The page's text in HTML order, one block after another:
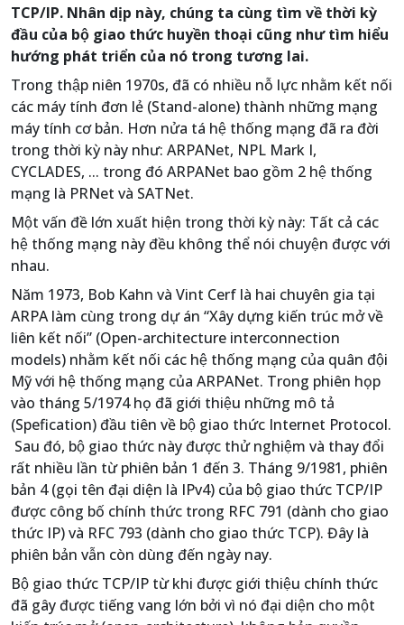
TCP/IP. Nhân dịp này, chúng ta cùng tìm về thời kỳ
đầu của bộ giao thức huyền thoại cũng như tìm hiểu
hướng phát triển của nó trong tương lai.
Trong thập niên 1970s, đã có nhiều nỗ lực nhằm kết nối
các máy tính đơn lẻ (Stand-alone) thành những mạng
máy tính cơ bản. Hơn nửa tá hệ thống mạng đã ra đời
trong thời kỳ này như: ARPANet, NPL Mark I,
CYCLADES, ... trong đó ARPANet bao gồm 2 hệ thống
mạng là PRNet và SATNet.
Một vấn đề lớn xuất hiện trong thời kỳ này: Tất cả các
hệ thống mạng này đều không thể nói chuyện được với
nhau.
Năm 1973, Bob Kahn và Vint Cerf là hai chuyên gia tại
ARPA làm cùng trong dự án “Xây dựng kiến trúc mở về
liên kết nối” (Open-architecture interconnection
models) nhằm kết nối các hệ thống mạng của quân đội
Mỹ với hệ thống mạng của ARPANet. Trong phiên họp
vào tháng 5/1974 họ đã giới thiệu những mô tả
(Spefication) đầu tiên về bộ giao thức Internet Protocol.
Sau đó, bộ giao thức này được thử nghiệm và thay đổi
rất nhiều lần từ phiên bản 1 đến 3. Tháng 9/1981, phiên
bản 4 (gọi tên đại diện là IPv4) của bộ giao thức TCP/IP
được công bố chính thức trong RFC 791 (dành cho giao
thức IP) và RFC 793 (dành cho giao thức TCP). Đây là
phiên bản vẫn còn dùng đến ngày nay.
Bộ giao thức TCP/IP từ khi được giới thiệu chính thức
đã gây được tiếng vang lớn bởi vì nó đại diện cho một